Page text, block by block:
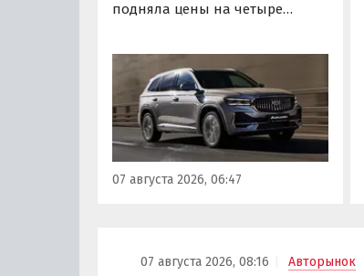
подняла цены на четыре
одной из версий, семиместный
Okavango, а также компактные
Coolray и Cityray во всех
комплектациях подорожали на
7-50 тыс. рублей, выяснили
«Автоновости дня» в ходе
мониторинга прайс-листов
07 августа 2026, 06:47
07 августа 2026, 08:16 Авторынок